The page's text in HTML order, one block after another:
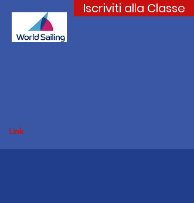
Iscriviti alla Classe
Link